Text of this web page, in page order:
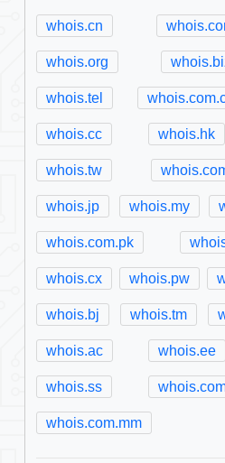
whois.cn
whois.org
whois.tel
whois.cc whois.hk
whois.tw
whois.jp whois.my
whois.com.pk
whois.cx whois.pw
whois.bj whois.tm
whois.ac whois.ee
whois.ss
whois.com.mm